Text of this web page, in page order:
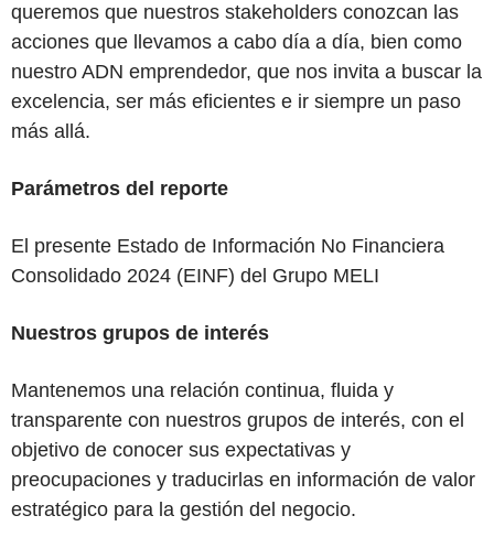
queremos que nuestros stakeholders conozcan las
acciones que llevamos a cabo día a día, bien como
nuestro ADN emprendedor, que nos invita a buscar la
excelencia, ser más eficientes e ir siempre un paso
más allá.
Parámetros del reporte
El presente Estado de Información No Financiera
Consolidado 2024 (EINF) del Grupo MELI
Nuestros grupos de interés
Mantenemos una relación continua, fluida y
transparente con nuestros grupos de interés, con el
objetivo de conocer sus expectativas y
preocupaciones y traducirlas en información de valor
estratégico para la gestión del negocio.